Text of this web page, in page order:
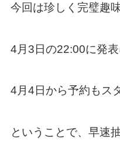
今回は珍しく完璧趣
4月3日の22:00に発
4月4日から予約もス
ということで、早速